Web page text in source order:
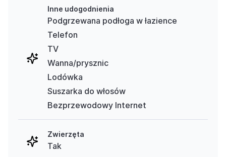
Inne udogodnienia
Podgrzewana podłoga w łazience
Telefon
TV
Wanna/prysznic
Lodówka
Suszarka do włosów
Bezprzewodowy Internet
Zwierzęta
Tak